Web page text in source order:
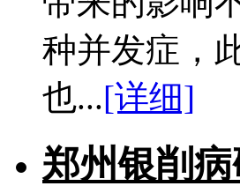
种并发症，
也...[详细]
郑州银削